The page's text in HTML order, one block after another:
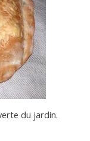
du jardin.